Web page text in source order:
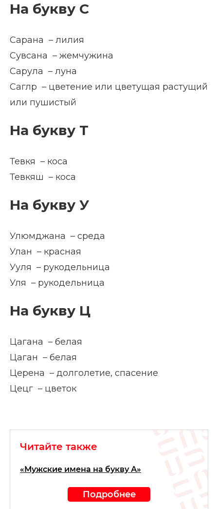
На букву С
Сарана – лилия
Сувсана – жемчужина
Сарула – луна
Саглр – цветение или цветущая растущий
или пушистый
На букву Т
Тевкя – коса
Тевкяш – коса
На букву У
Улюмджана – среда
Улан – красная
Ууля – рукодельница
Уля – рукодельница
На букву Ц
Цагана – белая
Цаган – белая
Церена – долголетие, спасение
Цецг – цветок
Читайте также
«Мужские имена на букву А»
Подробнее